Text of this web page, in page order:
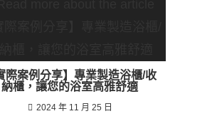
際案例分享】專業製造浴櫃/收
納櫃，讓您的浴室高雅舒適
2024 年 11 月 25 日